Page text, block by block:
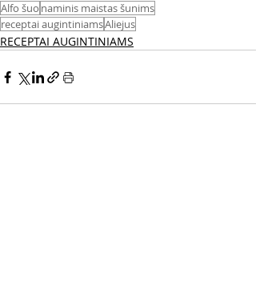
Alfo šuo naminis maistas šunims
receptai augintiniamsAliejus
RECEPTAI AUGINTINIAMS